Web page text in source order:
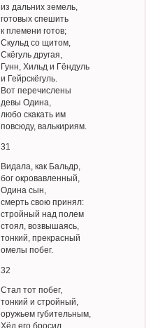
из дальних земель,
готовых спешить
к племени готов;
Скульд со щитом,
Скёгуль другая,
Гунн, Хильд и Гёндуль
и Гейрскёгуль.
Вот перечислены
девы Одина,
любо скакать им
повсюду, валькириям.
31
Видала, как Бальдр,
бог окровавленный,
Одина сын,
смерть свою принял:
стройный над полем
стоял, возвышаясь,
тонкий, прекрасный
омелы побег.
32
Стал тот побег,
тонкий и стройный,
оружьем губительным,
Хёд его бросил.